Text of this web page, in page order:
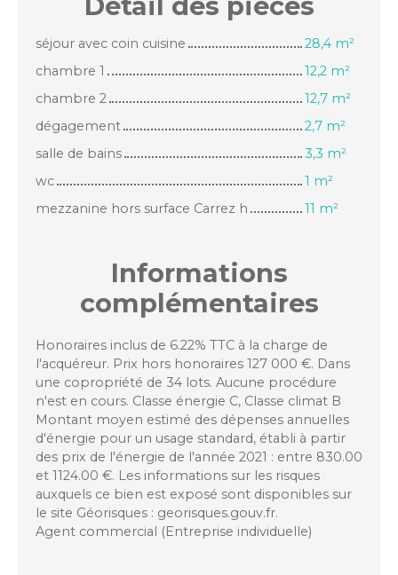
séjour avec coin cuisine
28,4 m²
chambre 1
12,2 m²
chambre 2
12,7 m²
dégagement
2,7 m²
salle de bains
3,3 m²
wc
1 m²
mezzanine hors surface Carrez h
11 m²
Informations
complémentaires
Honoraires inclus de 6.22% TTC à la charge de
l'acquéreur. Prix hors honoraires 127 000 €. Dans
une copropriété de 34 lots. Aucune procédure
n'est en cours. Classe énergie C, Classe climat B
Montant moyen estimé des dépenses annuelles
d'énergie pour un usage standard, établi à partir
des prix de l'énergie de l'année 2021 : entre 830.00
et 1124.00 €. Les informations sur les risques
auxquels ce bien est exposé sont disponibles sur
le site Géorisques : georisques.gouv.fr.
Agent commercial (Entreprise individuelle)